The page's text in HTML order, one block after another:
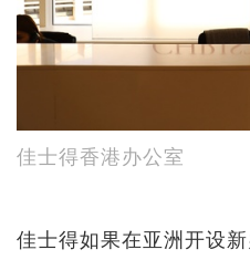
佳士得香港办公室
佳士得如果在亚洲开设